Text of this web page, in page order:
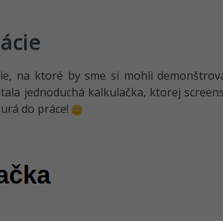
na ktoré by sme si mohli
jednoduchá kalkulačka, ktorej
do práce!